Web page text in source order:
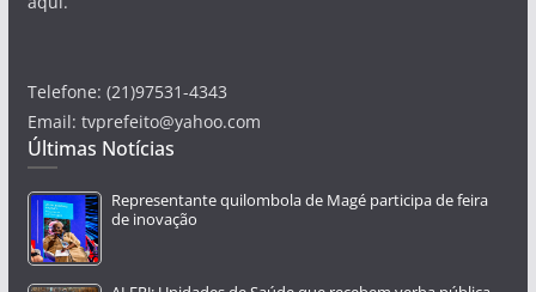
Telefone: (21)97531-4343
Email: tvprefeito@yahoo.com
Últimas Notícias
Representante quilombola de Magé participa de feira
de inovação